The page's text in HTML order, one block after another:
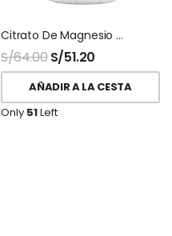
Citrato De Magnesio Magnevit 200gr Naturalmaxx
S/64.00 S/51.20
AÑADIR A LA CESTA
Only 51Left